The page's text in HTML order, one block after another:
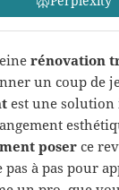
rénovation
un coup de
est une solution
poserce
pas à pas pour